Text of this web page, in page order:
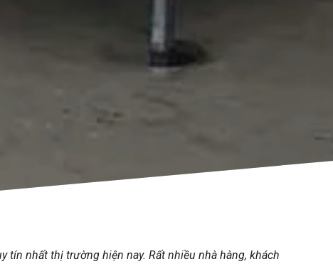
tín nhất thị trường hiện nay. Rất nhiều nhà hàng, khách